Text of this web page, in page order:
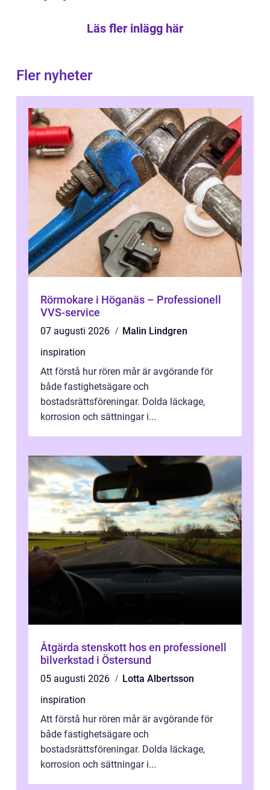
Läs fler inlägg här
Fler nyheter
Rörmokare i Höganäs – Professionell
VVS-service
07 augusti 2026
Malin Lindgren
inspiration
Att förstå hur rören mår är avgörande för
både fastighetsägare och
bostadsrättsföreningar. Dolda läckage,
korrosion och sättningar i...
Åtgärda stenskott hos en professionell
bilverkstad i Östersund
05 augusti 2026
Lotta Albertsson
inspiration
Att förstå hur rören mår är avgörande för
både fastighetsägare och
bostadsrättsföreningar. Dolda läckage,
korrosion och sättningar i...